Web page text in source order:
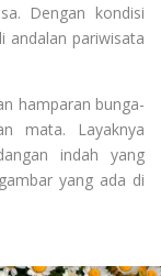
Dengan kondisi
andalan pariwisata
hamparan bunga-
mata. Layaknya
indah yang
yang ada di